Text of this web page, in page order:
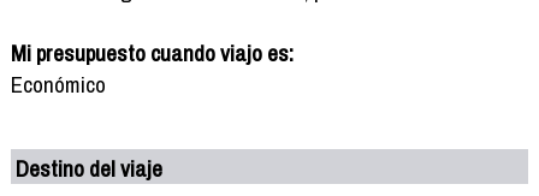
Mi presupuesto cuando viajo es:
Económico
Destino del viaje